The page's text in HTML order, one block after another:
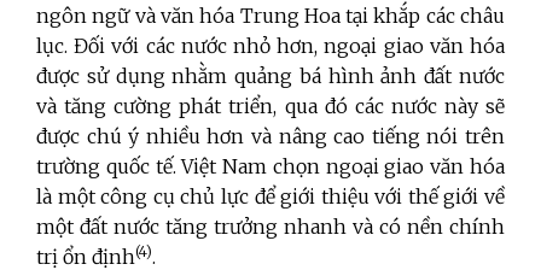
ngôn ngữ và văn hóa Trung Hoa tại khắp các châu
lục. Đối với các nước nhỏ hơn, ngoại giao văn hóa
được sử dụng nhằm quảng bá hình ảnh đất nước
và tăng cường phát triển, qua đó các nước này sẽ
được chú ý nhiều hơn và nâng cao tiếng nói trên
trường quốc tế. Việt Nam chọn ngoại giao văn hóa
là một công cụ chủ lực để giới thiệu với thế giới về
một đất nước tăng trưởng nhanh và có nền chính
trị ổn định(4).